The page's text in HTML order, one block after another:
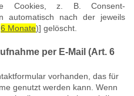
Cookies, z. B. Consent-
automatisch nach der jeweils
6 Monate)] gelöscht.
per E-Mail (Art. 6
vorhanden, das für
genutzt werden kann. Wenn